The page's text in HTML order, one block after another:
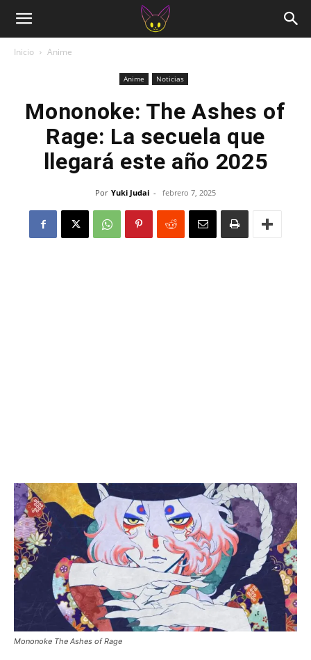
Inicio Anime
Anime Noticias
Mononoke: The Ashes of
Rage: La secuela que
llegará este año 2025
Por Yuki Judai - febrero 7, 2025
Mononoke The Ashes of Rage